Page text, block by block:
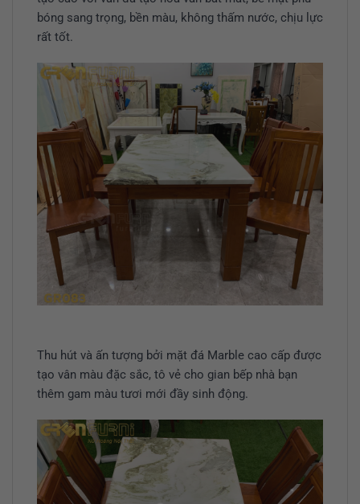
bóng sang trọng, bền màu, không thấm nước, chịu lực
rất tốt.
Thu hút và ấn tượng bởi mặt đá Marble cao cấp được
tạo vân màu đặc sắc, tô vẻ cho gian bếp nhà bạn
thêm gam màu tươi mới đầy sinh động.